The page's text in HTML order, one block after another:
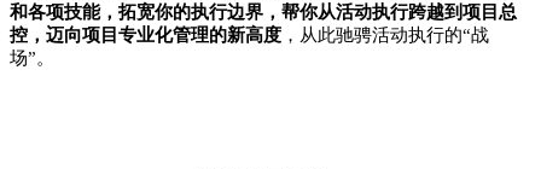
和各项技能，拓宽你的执行边界，帮你从活动执行跨越到项目总
控，迈向项目专业化管理的新高度 ，从此驰骋活动执行的“战
场”。